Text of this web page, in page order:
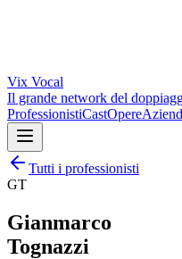
Vix Vocal
Il grande network del
ProfessionistiCastOpere
Tutti i professionisti
GT
Gianmarco
Tognazzi